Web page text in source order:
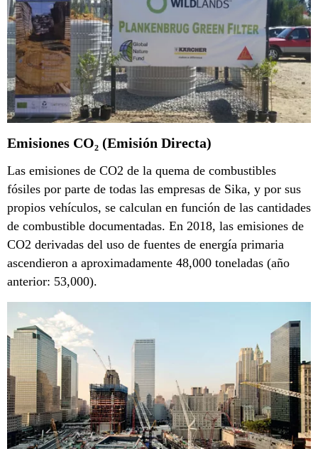
Emisiones CO₂ (Emisión Directa)
Las emisiones de CO2 de la quema de combustibles
fósiles por parte de todas las empresas de Sika, y por sus
propios vehículos, se calculan en función de las cantidades
de combustible documentadas. En 2018, las emisiones de
CO2 derivadas del uso de fuentes de energía primaria
ascendieron a aproximadamente 48,000 toneladas (año
anterior: 53,000).